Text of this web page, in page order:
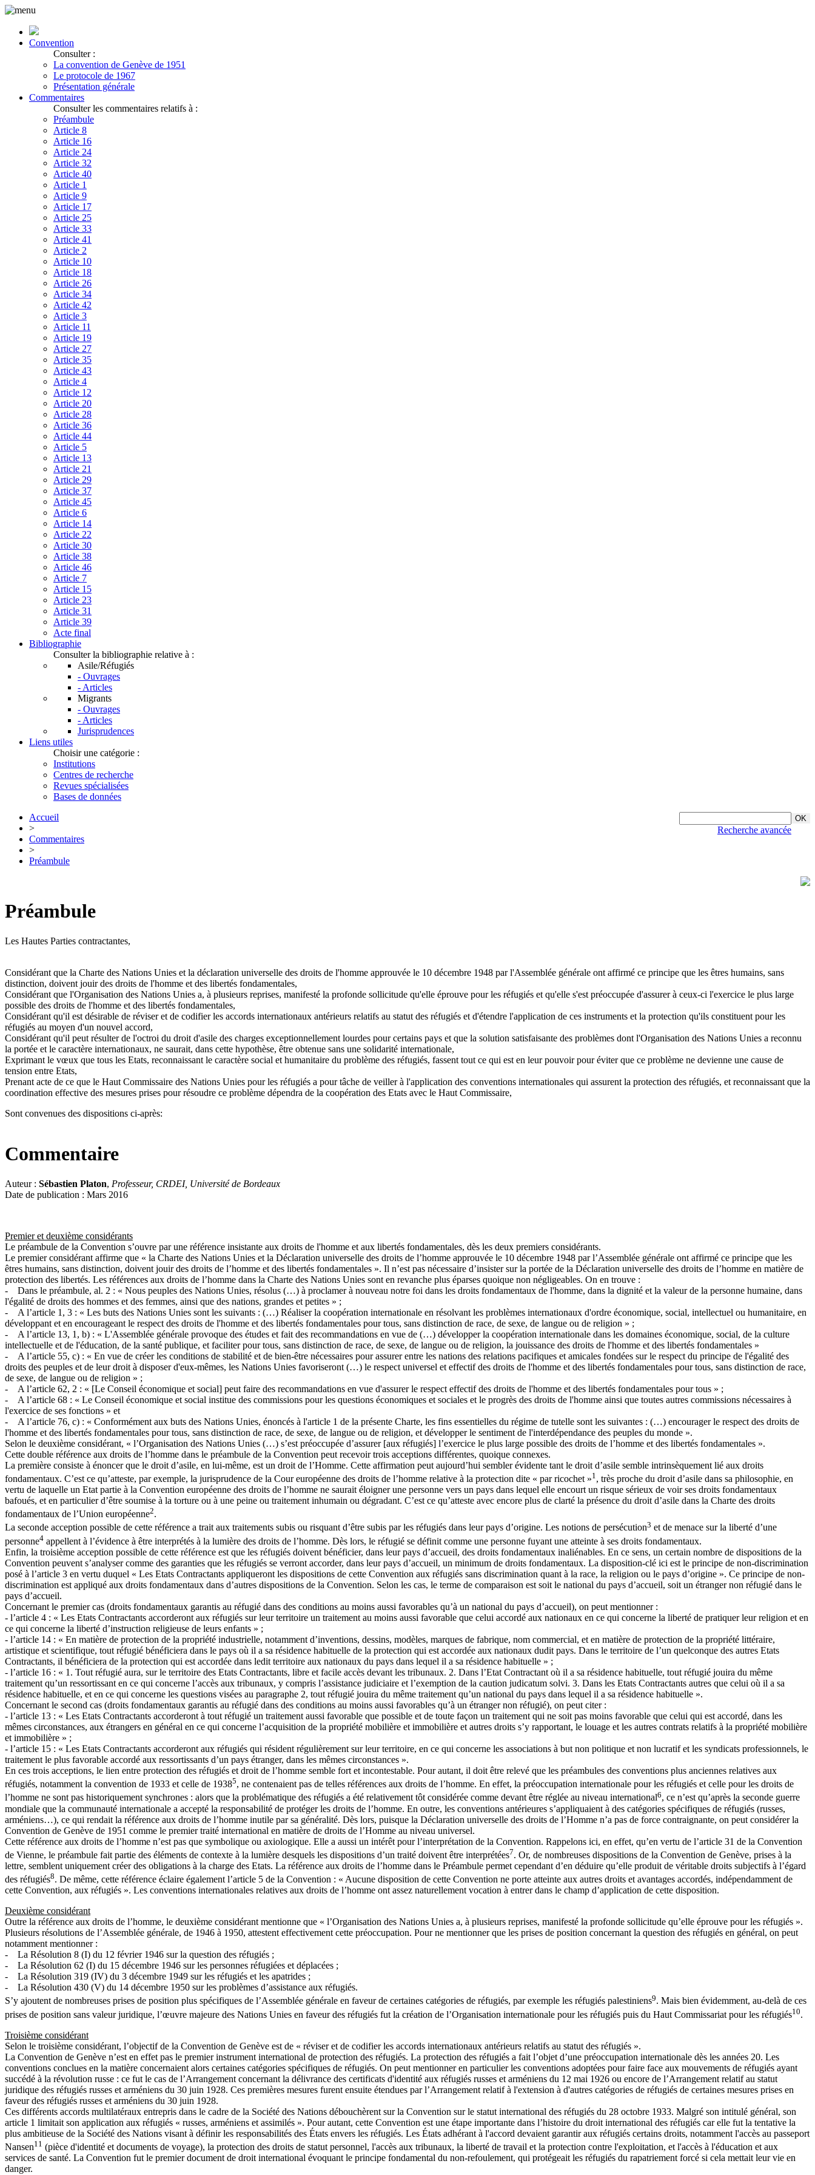
Convention
Consulter :
La convention de Genève de 1951
Le protocole de 1967
Présentation générale
Commentaires
Consulter les commentaires relatifs à :
Préambule
Article 8
Article 16
Article 24
Article 32
Article 40
Article 1
Article 9
Article 17
Article 25
Article 33
Article 41
Article 2
Article 10
Article 18
Article 26
Article 34
Article 42
Article 3
Article 11
Article 19
Article 27
Article 35
Article 43
Article 4
Article 12
Article 20
Article 28
Article 36
Article 44
Article 5
Article 13
Article 21
Article 29
Article 37
Article 45
Article 6
Article 14
Article 22
Article 30
Article 38
Article 46
Article 7
Article 15
Article 23
Article 31
Article 39
Acte final
Bibliographie
Consulter la bibliographie relative à :
Asile/Réfugiés
- Ouvrages
- Articles
Migrants
- Ouvrages
- Articles
Jurisprudences
Liens utiles
Choisir une catégorie :
Institutions
Centres de recherche
Revues spécialisées
Bases de données
Recherche avancée
Accueil
>
Commentaires
>
Préambule
Préambule
Les Hautes Parties contractantes,
Considérant que la Charte des Nations Unies et la déclaration universelle des droits de l'homme approuvée le 10 décembre 1948 par l'Assemblée générale ont affirmé ce principe que les êtres humains, sans
distinction, doivent jouir des droits de l'homme et des libertés fondamentales,
Considérant que l'Organisation des Nations Unies a, à plusieurs reprises, manifesté la profonde sollicitude qu'elle éprouve pour les réfugiés et qu'elle s'est préoccupée d'assurer à ceux-ci l'exercice le plus large
possible des droits de l'homme et des libertés fondamentales,
Considérant qu'il est désirable de réviser et de codifier les accords internationaux antérieurs relatifs au statut des réfugiés et d'étendre l'application de ces instruments et la protection qu'ils constituent pour les
réfugiés au moyen d'un nouvel accord,
Considérant qu'il peut résulter de l'octroi du droit d'asile des charges exceptionnellement lourdes pour certains pays et que la solution satisfaisante des problèmes dont l'Organisation des Nations Unies a reconnu
la portée et le caractère internationaux, ne saurait, dans cette hypothèse, être obtenue sans une solidarité internationale,
Exprimant le vœux que tous les Etats, reconnaissant le caractère social et humanitaire du problème des réfugiés, fassent tout ce qui est en leur pouvoir pour éviter que ce problème ne devienne une cause de
tension entre Etats,
Prenant acte de ce que le Haut Commissaire des Nations Unies pour les réfugiés a pour tâche de veiller à l'application des conventions internationales qui assurent la protection des réfugiés, et reconnaissant que la
coordination effective des mesures prises pour résoudre ce problème dépendra de la coopération des Etats avec le Haut Commissaire,
Sont convenues des dispositions ci-après:
Commentaire
Auteur : Sébastien Platon, Professeur, CRDEI, Université de Bordeaux
Date de publication : Mars 2016
Premier et deuxième considérants
Le préambule de la Convention s’ouvre par une référence insistante aux droits de l'homme et aux libertés fondamentales, dès les deux premiers considérants.
Le premier considérant affirme que « la Charte des Nations Unies et la Déclaration universelle des droits de l’homme approuvée le 10 décembre 1948 par l’Assemblée générale ont affirmé ce principe que les
êtres humains, sans distinction, doivent jouir des droits de l’homme et des libertés fondamentales ». Il n’est pas nécessaire d’insister sur la portée de la Déclaration universelle des droits de l’homme en matière de
protection des libertés. Les références aux droits de l’homme dans la Charte des Nations Unies sont en revanche plus éparses quoique non négligeables. On en trouve :
- Dans le préambule, al. 2 : « Nous peuples des Nations Unies, résolus (…) à proclamer à nouveau notre foi dans les droits fondamentaux de l'homme, dans la dignité et la valeur de la personne humaine, dans
l'égalité de droits des hommes et des femmes, ainsi que des nations, grandes et petites » ;
- A l’article 1, 3 : « Les buts des Nations Unies sont les suivants : (…) Réaliser la coopération internationale en résolvant les problèmes internationaux d'ordre économique, social, intellectuel ou humanitaire, en
développant et en encourageant le respect des droits de l'homme et des libertés fondamentales pour tous, sans distinction de race, de sexe, de langue ou de religion » ;
- A l’article 13, 1, b) : « L'Assemblée générale provoque des études et fait des recommandations en vue de (…) développer la coopération internationale dans les domaines économique, social, de la culture
intellectuelle et de l'éducation, de la santé publique, et faciliter pour tous, sans distinction de race, de sexe, de langue ou de religion, la jouissance des droits de l'homme et des libertés fondamentales »
- A l’article 55, c) : « En vue de créer les conditions de stabilité et de bien-être nécessaires pour assurer entre les nations des relations pacifiques et amicales fondées sur le respect du principe de l'égalité des
droits des peuples et de leur droit à disposer d'eux-mêmes, les Nations Unies favoriseront (…) le respect universel et effectif des droits de l'homme et des libertés fondamentales pour tous, sans distinction de race,
de sexe, de langue ou de religion » ;
- A l’article 62, 2 : « [Le Conseil économique et social] peut faire des recommandations en vue d'assurer le respect effectif des droits de l'homme et des libertés fondamentales pour tous » ;
- A l’article 68 : « Le Conseil économique et social institue des commissions pour les questions économiques et sociales et le progrès des droits de l'homme ainsi que toutes autres commissions nécessaires à
l'exercice de ses fonctions » et
- A l’article 76, c) : « Conformément aux buts des Nations Unies, énoncés à l'article 1 de la présente Charte, les fins essentielles du régime de tutelle sont les suivantes : (…) encourager le respect des droits de
l'homme et des libertés fondamentales pour tous, sans distinction de race, de sexe, de langue ou de religion, et développer le sentiment de l'interdépendance des peuples du monde ».
Selon le deuxième considérant, « l’Organisation des Nations Unies (…) s’est préoccupée d’assurer [aux réfugiés] l’exercice le plus large possible des droits de l’homme et des libertés fondamentales ».
Cette double référence aux droits de l’homme dans le préambule de la Convention peut recevoir trois acceptions différentes, quoique connexes.
La première consiste à énoncer que le droit d’asile, en lui-même, est un droit de l’Homme. Cette affirmation peut aujourd’hui sembler évidente tant le droit d’asile semble intrinsèquement lié aux droits
fondamentaux. C’est ce qu’atteste, par exemple, la jurisprudence de la Cour européenne des droits de l’homme relative à la protection dite « par ricochet »1 , très proche du droit d’asile dans sa philosophie, en
vertu de laquelle un Etat partie à la Convention européenne des droits de l’homme ne saurait éloigner une personne vers un pays dans lequel elle encourt un risque sérieux de voir ses droits fondamentaux
bafoués, et en particulier d’être soumise à la torture ou à une peine ou traitement inhumain ou dégradant. C’est ce qu’atteste avec encore plus de clarté la présence du droit d’asile dans la Charte des droits
fondamentaux de l’Union européenne2.
La seconde acception possible de cette référence a trait aux traitements subis ou risquant d’être subis par les réfugiés dans leur pays d’origine. Les notions de persécution3 et de menace sur la liberté d’une
personne4 appellent à l’évidence à être interprétés à la lumière des droits de l’homme. Dès lors, le réfugié se définit comme une personne fuyant une atteinte à ses droits fondamentaux.
Enfin, la troisième acception possible de cette référence est que les réfugiés doivent bénéficier, dans leur pays d’accueil, des droits fondamentaux inaliénables. En ce sens, un certain nombre de dispositions de la
Convention peuvent s’analyser comme des garanties que les réfugiés se verront accorder, dans leur pays d’accueil, un minimum de droits fondamentaux. La disposition-clé ici est le principe de non-discrimination
posé à l’article 3 en vertu duquel « Les Etats Contractants appliqueront les dispositions de cette Convention aux réfugiés sans discrimination quant à la race, la religion ou le pays d’origine ». Ce principe de non-
discrimination est appliqué aux droits fondamentaux dans d’autres dispositions de la Convention. Selon les cas, le terme de comparaison est soit le national du pays d’accueil, soit un étranger non réfugié dans le
pays d’accueil.
Concernant le premier cas (droits fondamentaux garantis au réfugié dans des conditions au moins aussi favorables qu’à un national du pays d’accueil), on peut mentionner :
- l’article 4 : « Les Etats Contractants accorderont aux réfugiés sur leur territoire un traitement au moins aussi favorable que celui accordé aux nationaux en ce qui concerne la liberté de pratiquer leur religion et en
ce qui concerne la liberté d’instruction religieuse de leurs enfants » ;
- l’article 14 : « En matière de protection de la propriété industrielle, notamment d’inventions, dessins, modèles, marques de fabrique, nom commercial, et en matière de protection de la propriété littéraire,
artistique et scientifique, tout réfugié bénéficiera dans le pays où il a sa résidence habituelle de la protection qui est accordée aux nationaux dudit pays. Dans le territoire de l’un quelconque des autres Etats
Contractants, il bénéficiera de la protection qui est accordée dans ledit territoire aux nationaux du pays dans lequel il a sa résidence habituelle » ;
- l’article 16 : « 1. Tout réfugié aura, sur le territoire des Etats Contractants, libre et facile accès devant les tribunaux. 2. Dans l’Etat Contractant où il a sa résidence habituelle, tout réfugié jouira du même
traitement qu’un ressortissant en ce qui concerne l’accès aux tribunaux, y compris l’assistance judiciaire et l’exemption de la caution judicatum solvi. 3. Dans les Etats Contractants autres que celui où il a sa
résidence habituelle, et en ce qui concerne les questions visées au paragraphe 2, tout réfugié jouira du même traitement qu’un national du pays dans lequel il a sa résidence habituelle ».
Concernant le second cas (droits fondamentaux garantis au réfugié dans des conditions au moins aussi favorables qu’à un étranger non réfugié), on peut citer :
- l’article 13 : « Les Etats Contractants accorderont à tout réfugié un traitement aussi favorable que possible et de toute façon un traitement qui ne soit pas moins favorable que celui qui est accordé, dans les
mêmes circonstances, aux étrangers en général en ce qui concerne l’acquisition de la propriété mobilière et immobilière et autres droits s’y rapportant, le louage et les autres contrats relatifs à la propriété mobilière
et immobilière » ;
- l’article 15 : « Les Etats Contractants accorderont aux réfugiés qui résident régulièrement sur leur territoire, en ce qui concerne les associations à but non politique et non lucratif et les syndicats professionnels, le
traitement le plus favorable accordé aux ressortissants d’un pays étranger, dans les mêmes circonstances ».
En ces trois acceptions, le lien entre protection des réfugiés et droit de l’homme semble fort et incontestable. Pour autant, il doit être relevé que les préambules des conventions plus anciennes relatives aux
réfugiés, notamment la convention de 1933 et celle de 19385, ne contenaient pas de telles références aux droits de l’homme. En effet, la préoccupation internationale pour les réfugiés et celle pour les droits de
l’homme ne sont pas historiquement synchrones : alors que la problématique des réfugiés a été relativement tôt considérée comme devant être réglée au niveau international6, ce n’est qu’après la seconde guerre
mondiale que la communauté internationale a accepté la responsabilité de protéger les droits de l’homme. En outre, les conventions antérieures s’appliquaient à des catégories spécifiques de réfugiés (russes,
arméniens…), ce qui rendait la référence aux droits de l’homme inutile par sa généralité. Dès lors, puisque la Déclaration universelle des droits de l’Homme n’a pas de force contraignante, on peut considérer la
Convention de Genève de 1951 comme le premier traité international en matière de droits de l’Homme au niveau universel.
Cette référence aux droits de l’homme n’est pas que symbolique ou axiologique. Elle a aussi un intérêt pour l’interprétation de la Convention. Rappelons ici, en effet, qu’en vertu de l’article 31 de la Convention
de Vienne, le préambule fait partie des éléments de contexte à la lumière desquels les dispositions d’un traité doivent être interprétées7. Or, de nombreuses dispositions de la Convention de Genève, prises à la
lettre, semblent uniquement créer des obligations à la charge des Etats. La référence aux droits de l’homme dans le Préambule permet cependant d’en déduire qu’elle produit de véritable droits subjectifs à l’égard
des réfugiés8. De même, cette référence éclaire également l’article 5 de la Convention : « Aucune disposition de cette Convention ne porte atteinte aux autres droits et avantages accordés, indépendamment de
cette Convention, aux réfugiés ». Les conventions internationales relatives aux droits de l’homme ont assez naturellement vocation à entrer dans le champ d’application de cette disposition.
Deuxième considérant
Outre la référence aux droits de l’homme, le deuxième considérant mentionne que « l’Organisation des Nations Unies a, à plusieurs reprises, manifesté la profonde sollicitude qu’elle éprouve pour les réfugiés ».
Plusieurs résolutions de l’Assemblée générale, de 1946 à 1950, attestent effectivement cette préoccupation. Pour ne mentionner que les prises de position concernant la question des réfugiés en général, on peut
notamment mentionner :
- La Résolution 8 (I) du 12 février 1946 sur la question des réfugiés ;
- La Résolution 62 (I) du 15 décembre 1946 sur les personnes réfugiées et déplacées ;
- La Résolution 319 (IV) du 3 décembre 1949 sur les réfugiés et les apatrides ;
- La Résolution 430 (V) du 14 décembre 1950 sur les problèmes d’assistance aux réfugiés.
S’y ajoutent de nombreuses prises de position plus spécifiques de l’Assemblée générale en faveur de certaines catégories de réfugiés, par exemple les réfugiés palestiniens9. Mais bien évidemment, au-delà de ces
prises de position sans valeur juridique, l’œuvre majeure des Nations Unies en faveur des réfugiés fut la création de l’Organisation internationale pour les réfugiés puis du Haut Commissariat pour les réfugiés10.
Troisième considérant
Selon le troisième considérant, l’objectif de la Convention de Genève est de « réviser et de codifier les accords internationaux antérieurs relatifs au statut des réfugiés ».
La Convention de Genève n’est en effet pas le premier instrument international de protection des réfugiés. La protection des réfugiés a fait l’objet d’une préoccupation internationale dès les années 20. Les
conventions conclues en la matière concernaient alors certaines catégories spécifiques de réfugiés. On peut mentionner en particulier les conventions adoptées pour faire face aux mouvements de réfugiés ayant
succédé à la révolution russe : ce fut le cas de l’Arrangement concernant la délivrance des certificats d'identité aux réfugiés russes et arméniens du 12 mai 1926 ou encore de l’Arrangement relatif au statut
juridique des réfugiés russes et arméniens du 30 juin 1928. Ces premières mesures furent ensuite étendues par l’Arrangement relatif à l'extension à d'autres catégories de réfugiés de certaines mesures prises en
faveur des réfugiés russes et arméniens du 30 juin 1928.
Ces différents accords multilatéraux entrepris dans le cadre de la Société des Nations débouchèrent sur la Convention sur le statut international des réfugiés du 28 octobre 1933. Malgré son intitulé général, son
article 1 limitait son application aux réfugiés « russes, arméniens et assimilés ». Pour autant, cette Convention est une étape importante dans l’histoire du droit international des réfugiés car elle fut la tentative la
plus ambitieuse de la Société des Nations visant à définir les responsabilités des États envers les réfugiés. Les États adhérant à l'accord devaient garantir aux réfugiés certains droits, notamment l'accès au passeport
Nansen11 (pièce d'identité et documents de voyage), la protection des droits de statut personnel, l'accès aux tribunaux, la liberté de travail et la protection contre l'exploitation, et l'accès à l'éducation et aux
services de santé. La Convention fut le premier document de droit international évoquant le principe fondamental du non-refoulement, qui protégeait les réfugiés du rapatriement forcé si cela mettait leur vie en
danger.